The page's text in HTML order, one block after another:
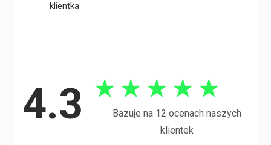
klientka
4.3 ★ ★ ★ ★ ★
Bazuje na 12 ocenach naszych
klientek